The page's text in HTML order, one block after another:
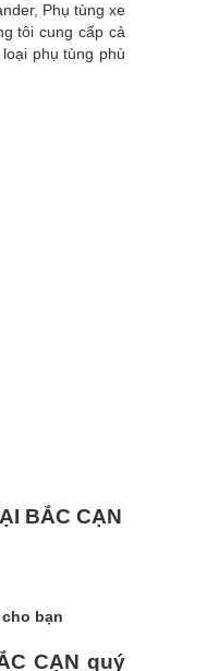
Phụ tùng xe
tôi cung cấp cả
phụ tùng phù
BẮC CẠN
cho bạn
CẠN quý